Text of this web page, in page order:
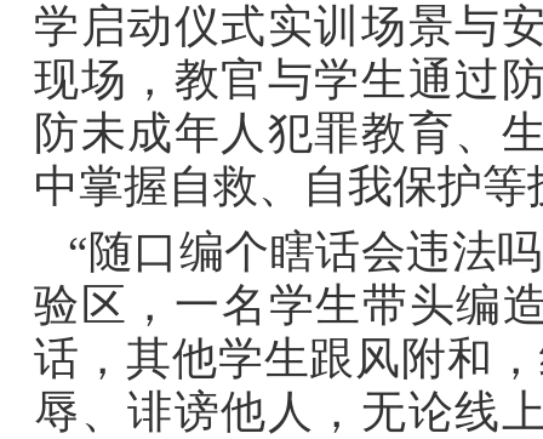
学启动仪式实训场景与
现场，教官与学生通过
防未成年人犯罪教育、
中掌握自救、自我保护等
“随口编个瞎话会违法
验区，一名学生带头编
话，其他学生跟风附和
辱、诽谤他人，无论线